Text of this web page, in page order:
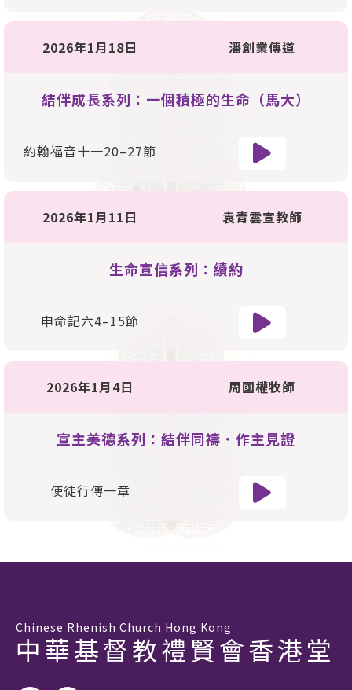
2026年1月18日 潘創業傳道
結伴成長系列：一個積極的生命（馬大）
約翰福音十一20–27節
2026年1月11日 袁青雲宣教師
生命宣信系列：續約
申命記六4–15節
2026年1月4日 周國權牧師
宣主美德系列：結伴同禱．作主見證
使徒行傳一章
Chinese Rhenish Church Hong Kong
中華基督教禮賢會香港堂